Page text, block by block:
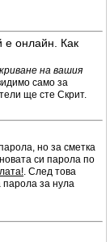
е онлайн. Как
на вашия
само за
ще сте Скрит.
но за сметка
си парола по
. След това
парола за нула